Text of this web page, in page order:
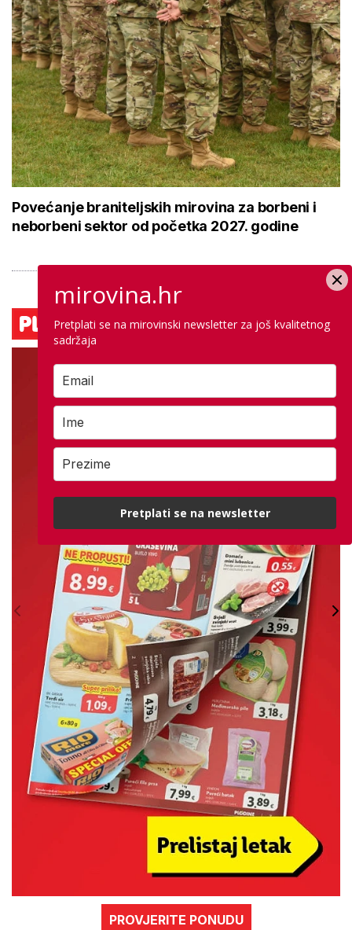
Povećanje braniteljskih mirovina za borbeni i
neborbeni sektor od početka 2027. godine
PROVJERITE PONUDU
mirovina.hr
Pretplati se na mirovinski newsletter za još kvalitetnog
sadržaja
Pretplati se na newsletter